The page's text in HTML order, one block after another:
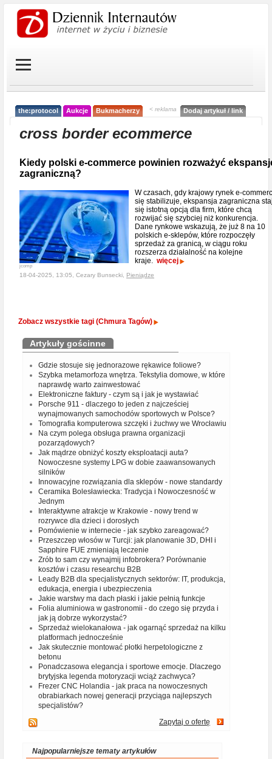
the:protocol Aukcje Bukmacherzy < reklama Dodaj artykuł / link
cross border ecommerce
Kiedy polski e-commerce powinien rozważyć
zagraniczną?
jcomp
W czasach, gdy krajowy rynek e-
się stabilizuje, ekspansja zagraniczna
się istotną opcją dla firm, które chcą
rozwijać się szybciej niż konkurencja.
Dane rynkowe wskazują, że już 8 na 10
polskich e-sklepów, które rozpoczęły
sprzedaż za granicą, w ciągu roku
rozszerza działalność na kolejne
kraje. więcej
18-04-2025, 13:05, Cezary Bunsecki, Pieniądze
Zobacz wszystkie tagi (Chmura Tagów)
Artykuły gościnne
Gdzie stosuje się jednorazowe rękawice foliowe?
Szybka metamorfoza wnętrza. Tekstylia domowe, w które
naprawdę warto zainwestować
Elektroniczne faktury - czym są i jak je wystawiać
Porsche 911 - dlaczego to jeden z najcześciej
wynajmowanych samochodów sportowych w Polsce?
Tomografia komputerowa szczęki i żuchwy we Wrocławiu
Na czym polega obsługa prawna organizacji
pozarządowych?
Jak mądrze obniżyć koszty eksploatacji auta?
Nowoczesne systemy LPG w dobie zaawansowanych
silników
Innowacyjne rozwiązania dla sklepów - nowe standardy
Ceramika Bolesławiecka: Tradycja i Nowoczesność w
Jednym
Interaktywne atrakcje w Krakowie - nowy trend w
rozrywce dla dzieci i dorosłych
Pomówienie w internecie - jak szybko zareagować?
Przeszczep włosów w Turcji: jak planowanie 3D, DHI i
Sapphire FUE zmieniają leczenie
Zrób to sam czy wynajmij infobrokera? Porównanie
kosztów i czasu researchu B2B
Leady B2B dla specjalistycznych sektorów: IT, produkcja,
edukacja, energia i ubezpieczenia
Jakie warstwy ma dach płaski i jakie pełnią funkcje
Folia aluminiowa w gastronomii - do czego się przyda i
jak ją dobrze wykorzystać?
Sprzedaż wielokanałowa - jak ogarnąć sprzedaż na kilku
platformach jednocześnie
Jak skutecznie montować płotki herpetologiczne z
betonu
Ponadczasowa elegancja i sportowe emocje. Dlaczego
brytyjska legenda motoryzacji wciąż zachwyca?
Frezer CNC Holandia - jak praca na nowoczesnych
obrabiarkach nowej generacji przyciąga najlepszych
specjalistów?
Zapytaj o ofertę
Najpopularniejsze tematy artykułów